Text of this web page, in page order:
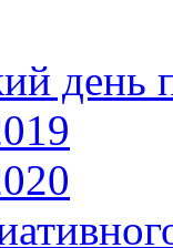
день